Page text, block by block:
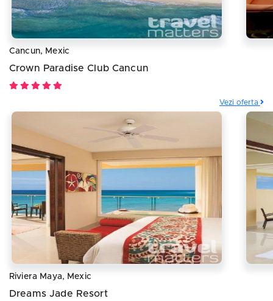
Cancun, Mexic
Crown Paradise Club Cancun
Vezi oferta
Riviera Maya, Mexic
Dreams Jade Resort